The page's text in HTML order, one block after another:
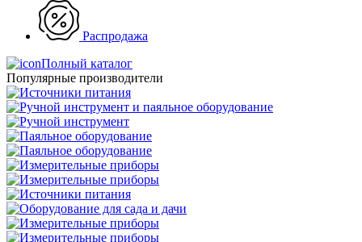
Распродажа
Полный каталог
Популярные производители